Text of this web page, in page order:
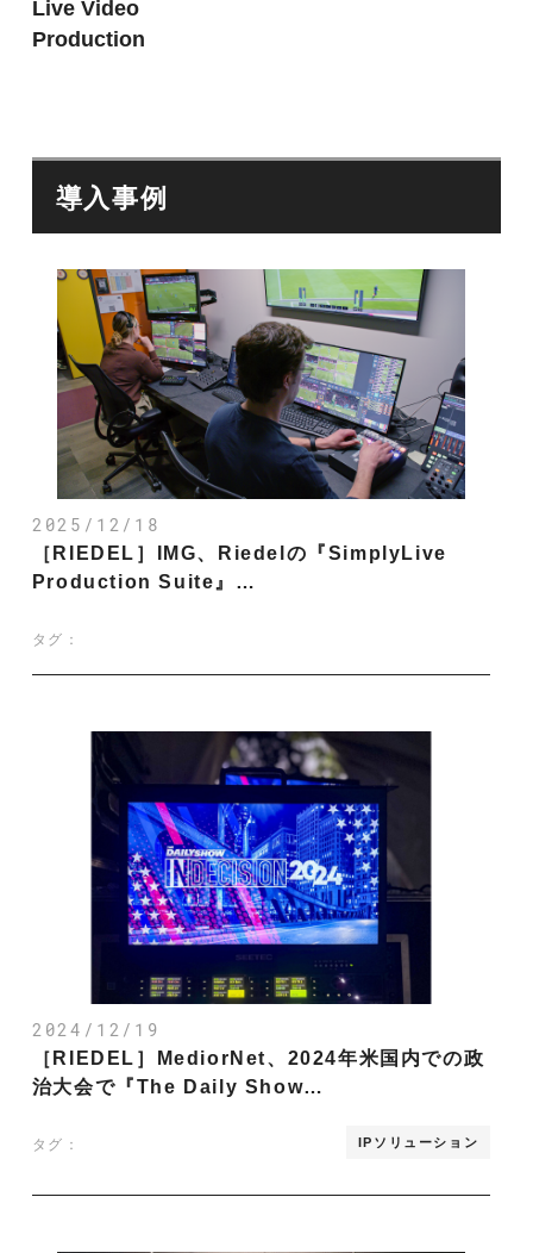
Live Video
Production
導入事例
2025/12/18
［RIEDEL］IMG、Riedelの『SimplyLive
Production Suite』…
タグ：
2024/12/19
［RIEDEL］MediorNet、2024年米国内での政
治大会で『The Daily Show…
タグ： IPソリューション